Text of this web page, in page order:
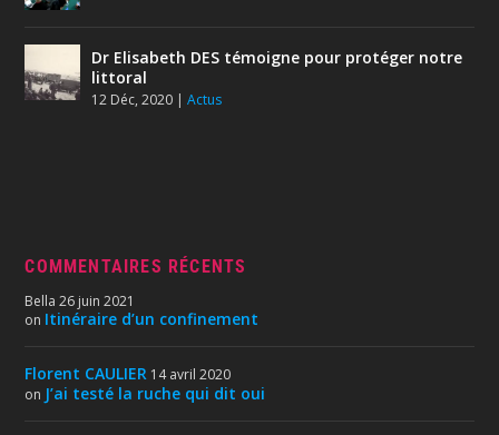
Dr Elisabeth DES témoigne pour protéger notre
littoral
12 Déc, 2020 |Actus
COMMENTAIRES RÉCENTS
Bella 26 juin 2021
on Itinéraire d’un confinement
Florent CAULIER 14 avril 2020
on J’ai testé la ruche qui dit oui